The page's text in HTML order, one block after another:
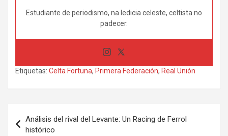
Estudiante de periodismo, na ledicia celeste, celtista no
padecer.
Etiquetas: Celta Fortuna, Primera Federación, Real Unión
de
Análisis del rival del Levante: Un Racing de Ferrol
histórico